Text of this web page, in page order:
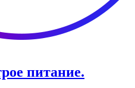
питание.